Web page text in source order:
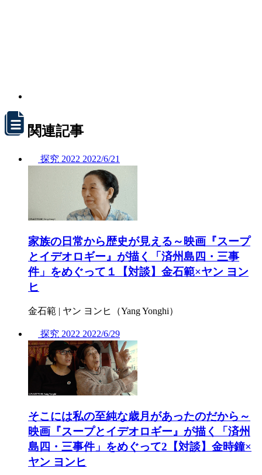
関連記事
探究 2022 2022/6/21
家族の日常から歴史が見える～映画『スープ
とイデオロギー』が描く「済州島四・三事
件」をめぐって１【対談】金石範×ヤン ヨン
ヒ
金石範 | ヤン ヨンヒ（Yang Yonghi）
探究 2022 2022/6/29
そこには私の至純な歳月があったのだから～
映画『スープとイデオロギー』が描く「済州
島四・三事件」をめぐって2【対談】金時鐘×
ヤン ヨンヒ